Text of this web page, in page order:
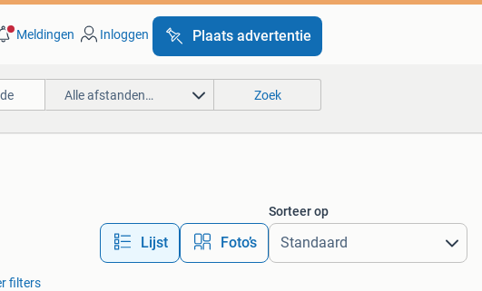
Meldingen Inloggen Plaats advertentie
Alle afstanden… Zoek
Lijst Foto’s
Sorteer op
filters